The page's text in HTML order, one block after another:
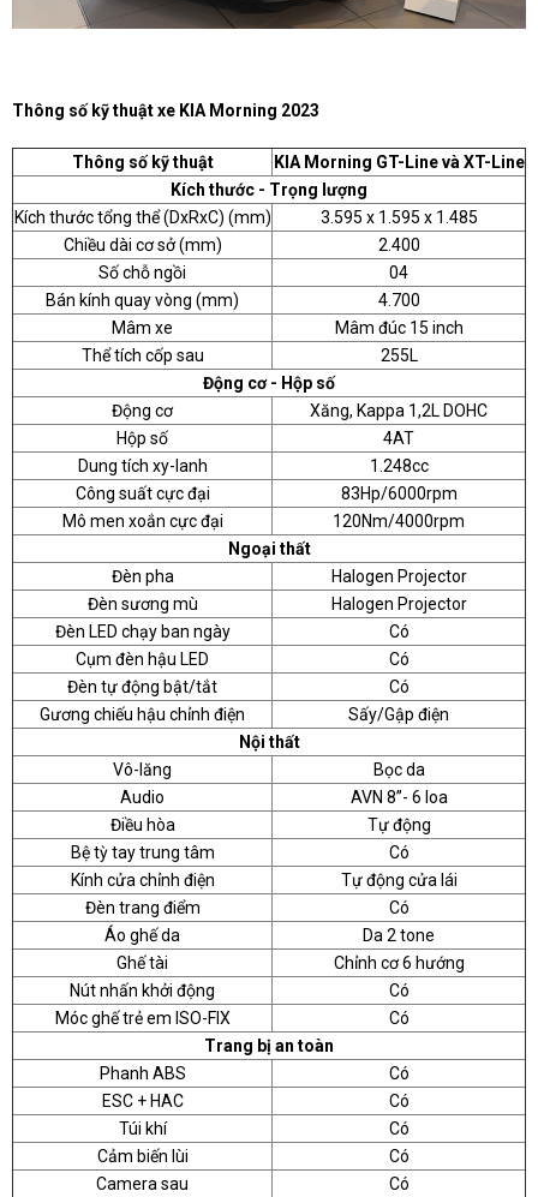
Thông số kỹ thuật xe KIA Morning 2023
Thông số kỹ thuật
KIA Morning GT-Line và XT-Line
Kích thước - Trọng lượng
Kích thước tổng thể (DxRxC) (mm)
3.595 x 1.595 x 1.485
Chiều dài cơ sở (mm)
2.400
Số chỗ ngồi
04
Bán kính quay vòng (mm)
4.700
Mâm xe
Mâm đúc 15 inch
Thể tích cốp sau
255L
Động cơ - Hộp số
Động cơ
Xăng, Kappa 1,2L DOHC
Hộp số
4AT
Dung tích xy-lanh
1.248cc
Công suất cực đại
83Hp/6000rpm
Mô men xoắn cực đại
120Nm/4000rpm
Ngoại thất
Đèn pha
Halogen Projector
Đèn sương mù
Halogen Projector
Đèn LED chạy ban ngày
Có
Cụm đèn hậu LED
Có
Đèn tự động bật/tắt
Có
Gương chiếu hậu chỉnh điện
Sấy/Gập điện
Nội thất
Vô-lăng
Bọc da
Audio
AVN 8’’- 6 loa
Điều hòa
Tự động
Bệ tỳ tay trung tâm
Có
Kính cửa chỉnh điện
Tự động cửa lái
Đèn trang điểm
Có
Áo ghế da
Da 2 tone
Ghế tài
Chỉnh cơ 6 hướng
Nút nhấn khởi động
Có
Móc ghế trẻ em ISO-FIX
Có
Trang bị an toàn
Phanh ABS
Có
ESC + HAC
Có
Túi khí
Có
Cảm biến lùi
Có
Camera sau
Có